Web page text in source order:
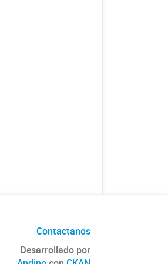
Contactanos
Desarrollado por